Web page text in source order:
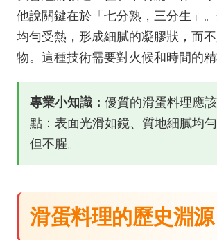
他說關鍵在於「七分熟，三分生」
均勻受熱，形成細膩的凝膠狀，而
物。這種技術需要對火候和時間的精
專業小知識： 優質的滑蛋料理應
點：表面光滑如鏡、質地細膩均
但不腥。
滑蛋料理的歷史淵源